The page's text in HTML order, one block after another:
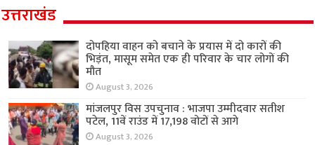
उत्तराखंड
दोपहिया वाहन को बचाने के प्रयास में दो कारों की
भिड़ंत, मासूम समेत एक ही परिवार के चार लोगों की
मौत
August 3, 2026
मांजलपुर विस उपचुनाव : भाजपा उम्मीदवार सतीश
पटेल, 11वें राउंड में 17,198 वोटों से आगे
August 3, 2026